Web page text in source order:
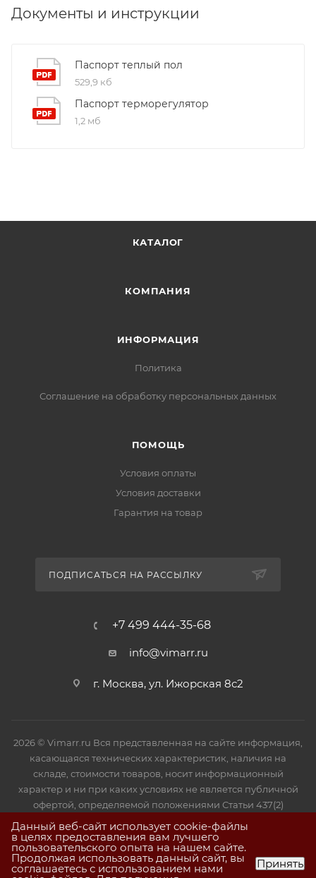
Документы и инструкции
Паспорт теплый пол
529,9 кб
Паспорт терморегулятор
1,2 мб
КАТАЛОГ
КОМПАНИЯ
ИНФОРМАЦИЯ
Политика
Соглашение на обработку персональных данных
ПОМОЩЬ
Условия оплаты
Условия доставки
Гарантия на товар
ПОДПИСАТЬСЯ НА РАССЫЛКУ
+7 499 444-35-68
info@vimarr.ru
г. Москва, ул. Ижорская 8с2
2026 © Vimarr.ru Вся представленная на сайте информация,
касающаяся технических характеристик, наличия на
складе, стоимости товаров, носит информационный
характер и ни при каких условиях не является публичной
офертой, определяемой положениями Статьи 437(2)
Гражданского кодекса РФ.
Данный веб-сайт использует cookie-файлы
в целях предоставления вам лучшего
пользовательского опыта на нашем сайте.
Продолжая использовать данный сайт, вы
соглашаетесь с использованием нами Принять